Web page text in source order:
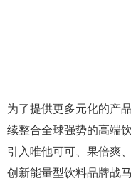
为了提供更多元化的产
续整合全球强势的高端
引入唯他可可、果倍爽
创新能量型饮料品牌战马